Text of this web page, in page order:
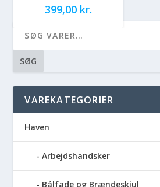
399,00 kr.
SØG
VAREKATEGORIER
Haven
Arbejdshandsker
Bålfade og Brændeskjul